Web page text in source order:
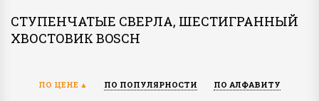
СТУПЕНЧАТЫЕ СВЕРЛА, ШЕСТИГРАННЫЙ
ХВОСТОВИК BOSCH
ПО ЦЕНЕ ПО ПОПУЛЯРНОСТИ ПО АЛФАВИТУ